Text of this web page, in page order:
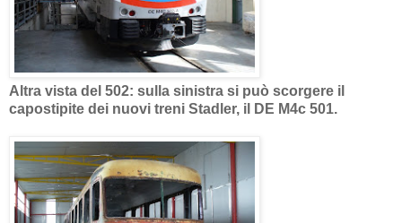
Altra vista del 502: sulla sinistra si può scorgere il
capostipite dei nuovi treni Stadler, il DE M4c 501.